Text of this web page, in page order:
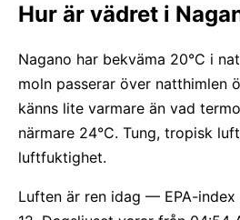
Hur är vädret i
Nagano har bekväma 20°C i
moln passerar över natthimlen
känns lite varmare än vad
närmare 24°C. Tung, tropisk
luftfuktighet.
Luften är ren idag — EPA-index